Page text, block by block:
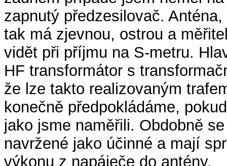
zapnutý předzesilovač.
tak má zjevnou, ostrou a
vidět při příjmu na S-metru.
HF transformátor s
že lze takto realizovaným
konečně předpokládáme,
jako jsme naměřili. Obdobně
navržené jako účinné a mají
výkonu z napáječe do antény.